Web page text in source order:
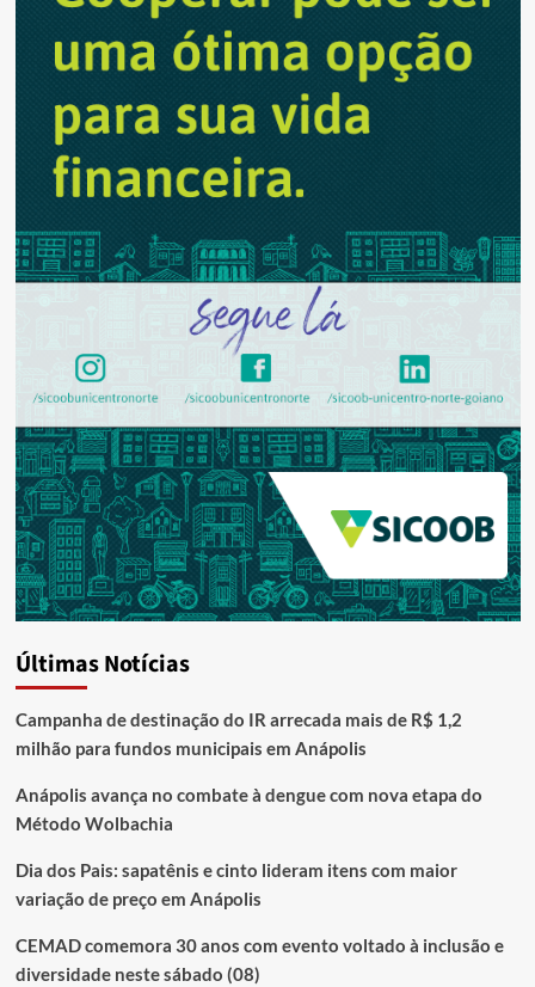
Últimas Notícias
Campanha de destinação do IR arrecada mais de R$ 1,2
milhão para fundos municipais em Anápolis
Anápolis avança no combate à dengue com nova etapa do
Método Wolbachia
Dia dos Pais: sapatênis e cinto lideram itens com maior
variação de preço em Anápolis
CEMAD comemora 30 anos com evento voltado à inclusão e
diversidade neste sábado (08)